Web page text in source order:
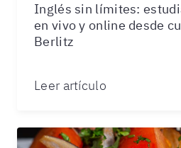
Inglés sin límites:
en vivo y online desde
Berlitz
Leer artículo